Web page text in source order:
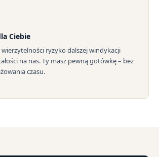
Ciebie
ryzyko dalszej windykacji
na nas. Ty masz pewną gotówkę – bez
czasu.